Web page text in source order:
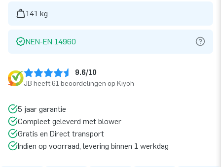
141 kg
NEN-EN 14960
9.6/10
JB heeft 61 beoordelingen op Kiyoh
5 jaar garantie
Compleet geleverd met blower
Gratis en Direct transport
Indien op voorraad, levering binnen 1 werkdag